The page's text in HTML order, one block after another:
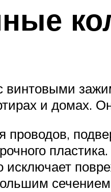
винтовыми
и домах.
проводов,
исключает